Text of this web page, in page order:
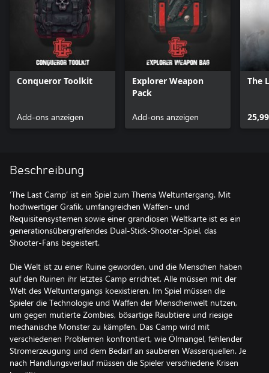
Conqueror Toolkit
Add-ons anzeigen
Explorer Weapon
Pack
Add-ons anzeigen
The
Beschreibung
‘The Last Camp’ ist ein Spiel zum Thema Weltuntergang. Mit
hochwertiger Grafik, umfangreichen Waffen- und
Requisitensystemen sowie einer grandiosen Weltkarte ist es ein
generationsübergreifendes Dual-Stick-Shooter-Spiel, das
Shooter-Fans begeistert.
Die Welt ist zu einer Ruine geworden, und die Menschen haben
auf den Ruinen ihr letztes Camp errichtet. Alle müssen mit der
Welt des Weltuntergangs koexistieren. Im Spiel müssen die
Spieler die Technologie und Waffen der Menschenwelt nutzen,
um gegen mutierte Zombies, bösartige Raubtiere und riesige
mechanische Monster zu kämpfen. Das Camp wird mit
verschiedenen Problemen konfrontiert, wie Ölmangel, fehlender
Stromerzeugung und dem Bedarf an sauberen Wasserquellen. Je
nach Handlungsverlauf müssen die Spieler verschiedene Krisen